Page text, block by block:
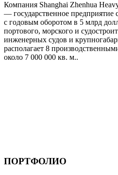
Компания Shanghai Zhenhua
— государственное
с годовым оборотом в 5 млрд
портового, морского и
инженерных судов и
располагает 8
около 7 000 000 кв. м..
ПОРТФОЛИО